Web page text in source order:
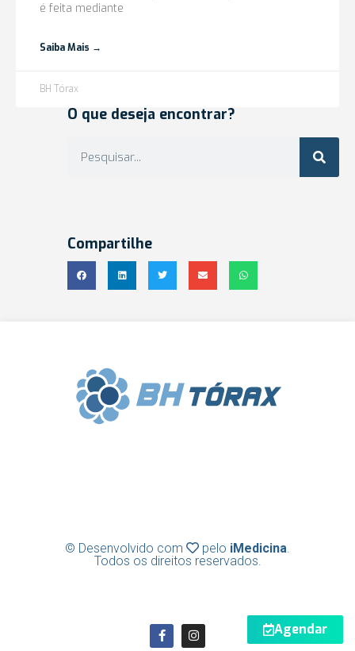
é feita mediante
Saiba Mais →
BH Tórax
O que deseja encontrar?
Compartilhe
Agendar
© Desenvolvido com pelo iMedicina.
Todos os direitos reservados.